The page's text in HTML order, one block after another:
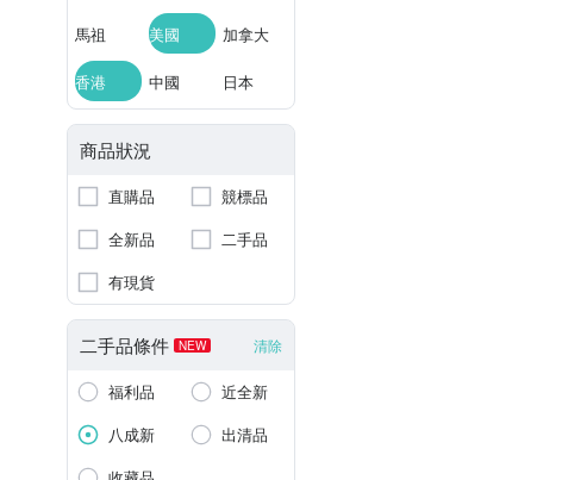
馬祖 美國 加拿大
香港 中國 日本
商品狀況
直購品
競標品
全新品
二手品
有現貨
二手品條件 NEW 清除
福利品
近全新
八成新
出清品